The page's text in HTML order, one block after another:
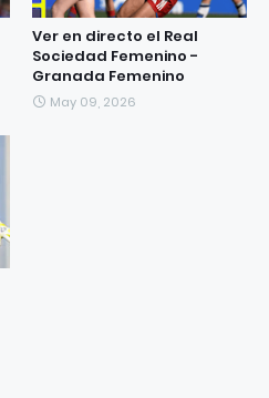
Ver en directo el Real
Sociedad Femenino -
Granada Femenino
May 09, 2026